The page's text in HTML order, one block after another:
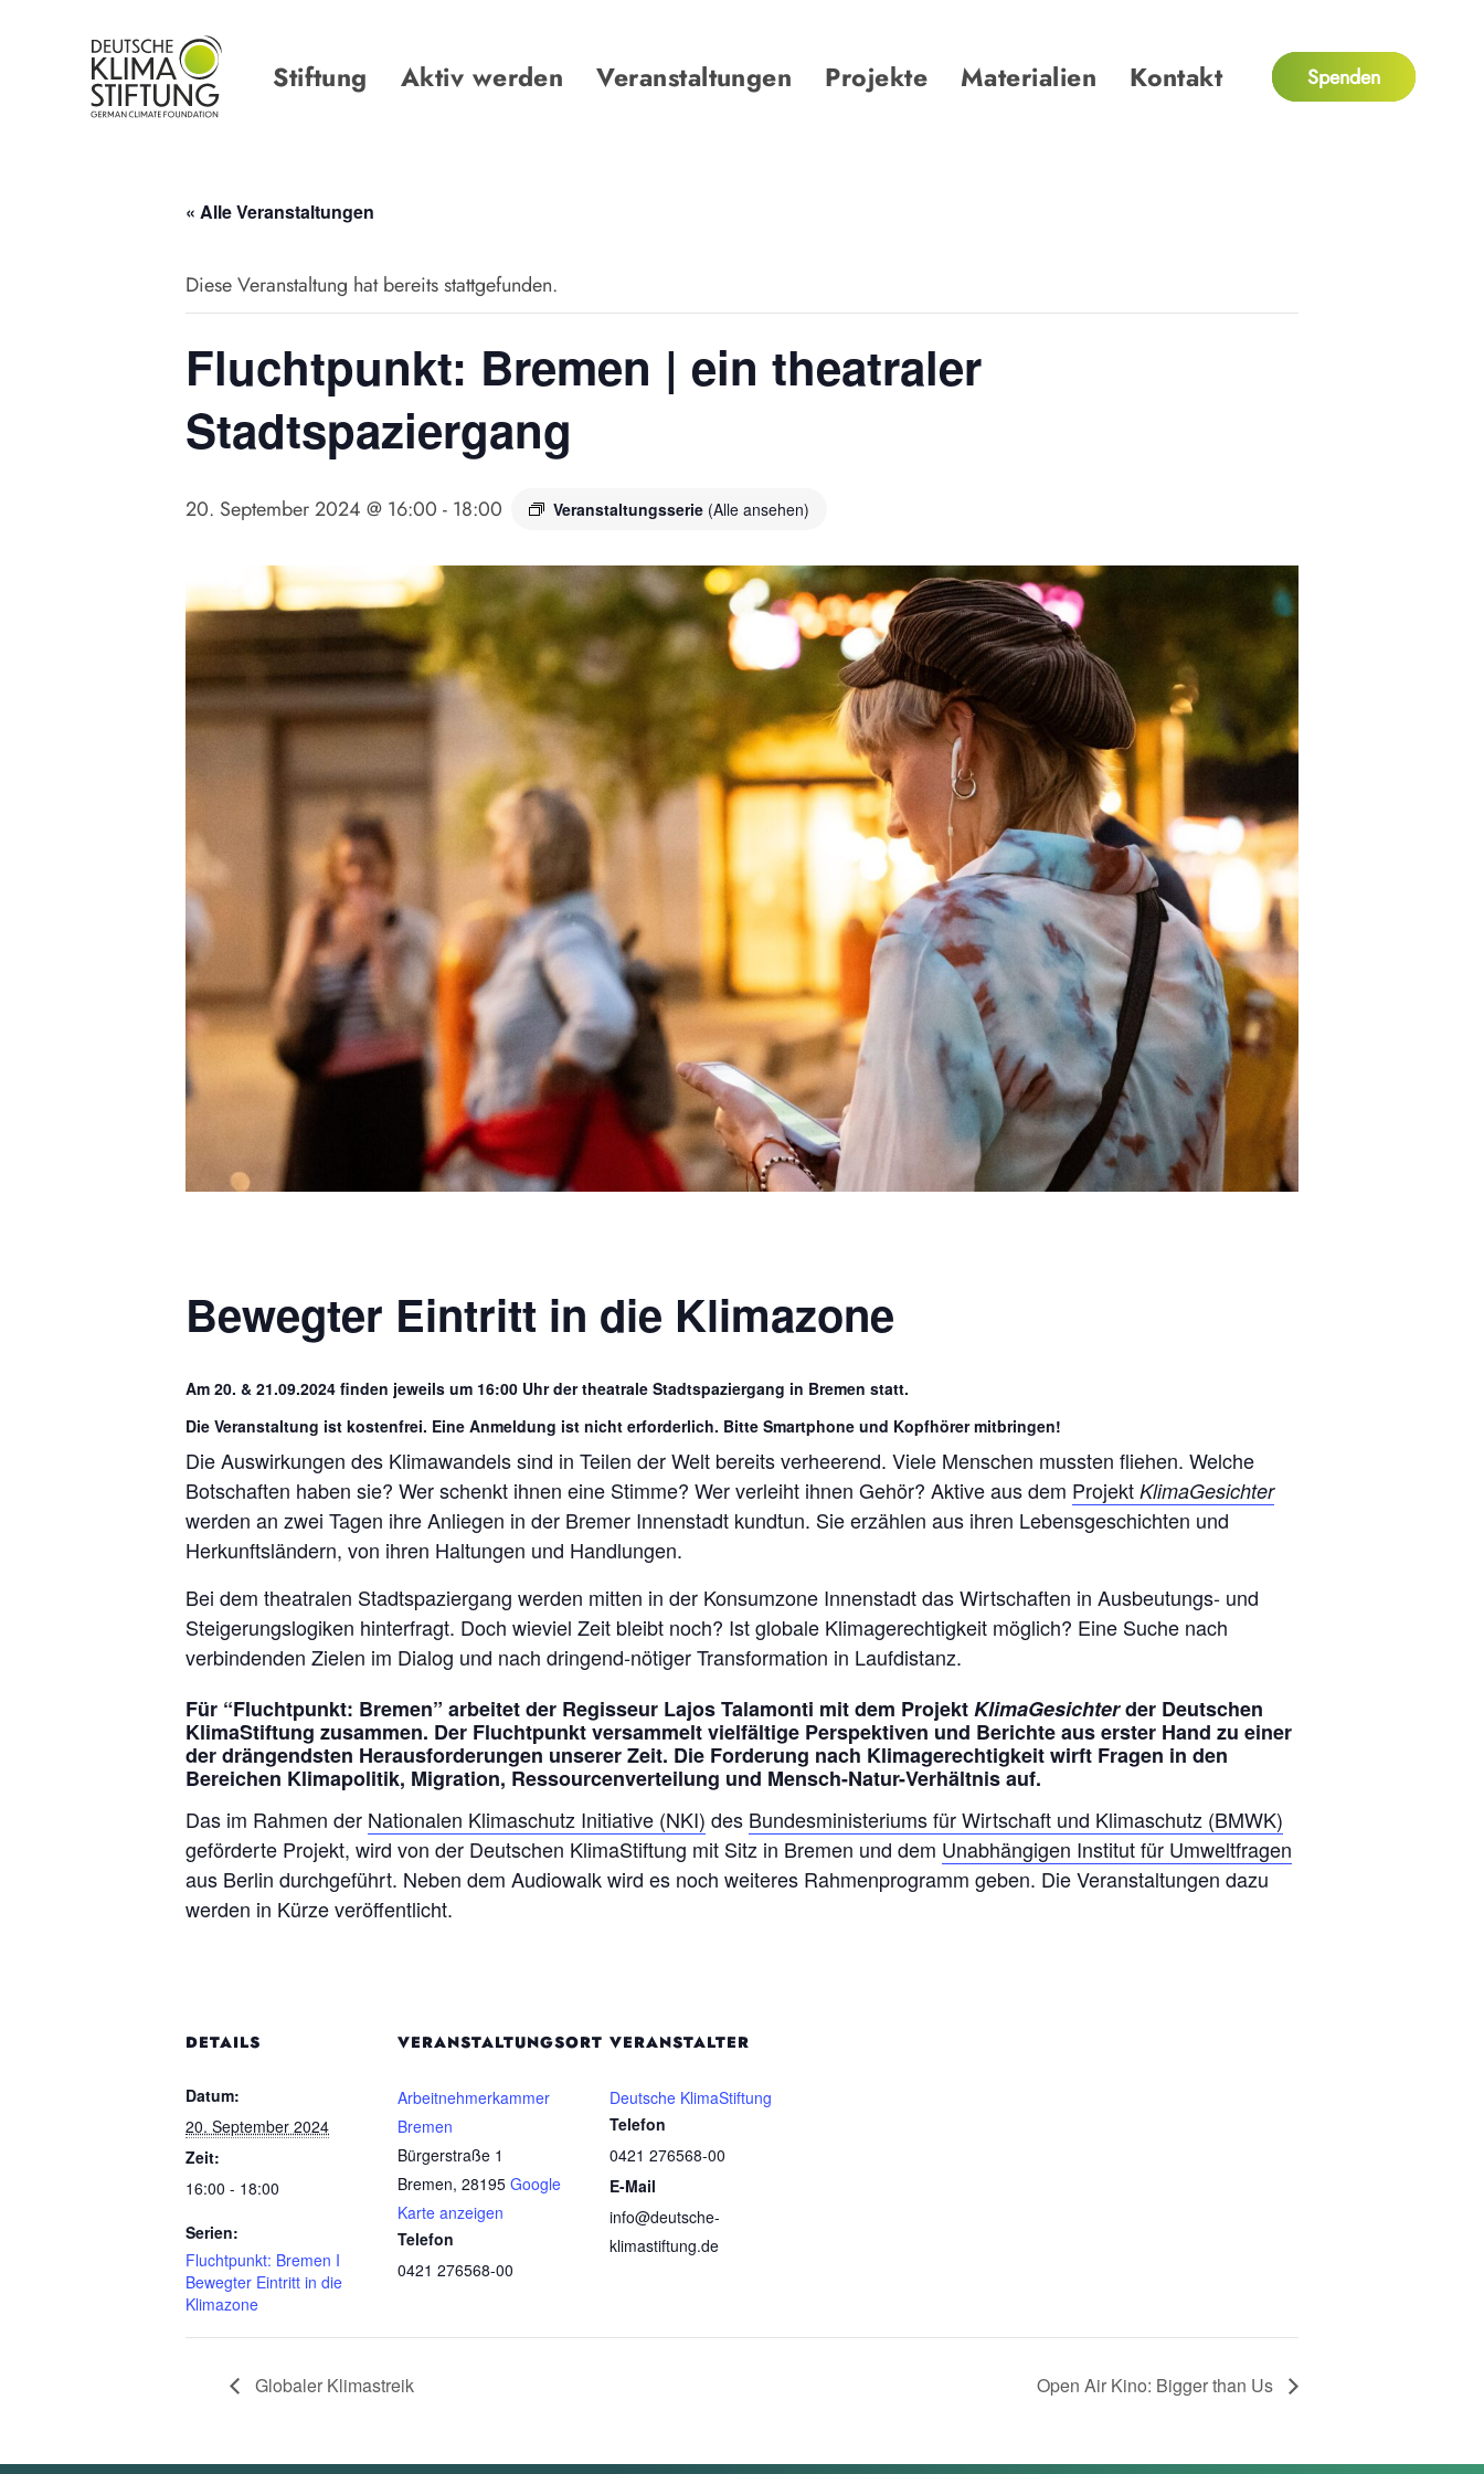
überspringen
primären
Navigation
springen
Stiftung Aktiv werden Veranstaltungen Projekte Materialien Kontakt Spenden
« Alle Veranstaltungen
Diese Veranstaltung hat bereits stattgefunden.
Fluchtpunkt: Bremen | ein theatraler
Stadtspaziergang
20. September 2024 @ 16:00 - 18:00 Veranstaltungsserie (Alle ansehen)
Bewegter Eintritt in die Klimazone
Am 20. & 21.09.2024 finden jeweils um 16:00 Uhr der theatrale Stadtspaziergang in Bremen statt.
Die Veranstaltung ist kostenfrei. Eine Anmeldung ist nicht erforderlich. Bitte Smartphone und Kopfhörer mitbringen!
Die Auswirkungen des Klimawandels sind in Teilen der Welt bereits verheerend. Viele Menschen mussten fliehen. Welche
Botschaften haben sie? Wer schenkt ihnen eine Stimme? Wer verleiht ihnen Gehör? Aktive aus dem Projekt KlimaGesichter
werden an zwei Tagen ihre Anliegen in der Bremer Innenstadt kundtun. Sie erzählen aus ihren Lebensgeschichten und
Herkunftsländern, von ihren Haltungen und Handlungen.
Bei dem theatralen Stadtspaziergang werden mitten in der Konsumzone Innenstadt das Wirtschaften in Ausbeutungs- und
Steigerungslogiken hinterfragt. Doch wieviel Zeit bleibt noch? Ist globale Klimagerechtigkeit möglich? Eine Suche nach
verbindenden Zielen im Dialog und nach dringend-nötiger Transformation in Laufdistanz.
Für “Fluchtpunkt: Bremen” arbeitet der Regisseur Lajos Talamonti mit dem ProjektKlimaGesichterder Deutschen
KlimaStiftung zusammen. Der Fluchtpunkt versammelt vielfältige Perspektiven und Berichte aus erster Hand zu einer
der drängendsten Herausforderungen unserer Zeit. Die Forderung nach Klimagerechtigkeit wirft Fragen in den
Bereichen Klimapolitik, Migration, Ressourcenverteilung und Mensch-Natur-Verhältnis auf.
Das im Rahmen der Nationalen Klimaschutz Initiative (NKI) des Bundesministeriums für Wirtschaft und Klimaschutz (BMWK)
geförderte Projekt, wird von der Deutschen KlimaStiftung mit Sitz in Bremen und dem Unabhängigen Institut für Umweltfragen
aus Berlin durchgeführt. Neben dem Audiowalk wird es noch weiteres Rahmenprogramm geben. Die Veranstaltungen dazu
werden in Kürze veröffentlicht.
DETAILS
Datum:
20. September 2024
Zeit:
16:00 - 18:00
Serien:
Fluchtpunkt: Bremen I
Bewegter Eintritt in die
Klimazone
VERANSTALTUNGSORT
Arbeitnehmerkammer
Bremen
Bürgerstraße 1
Bremen, 28195 Google
Karte anzeigen
Telefon
0421 276568-00
VERANSTALTER
Deutsche KlimaStiftung
Telefon
0421 276568-00
E-Mail
info@deutsche-
klimastiftung.de
Globaler Klimastreik Open Air Kino: Bigger than Us